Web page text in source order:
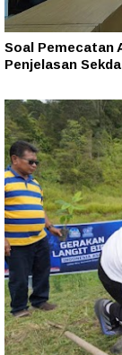
Soal Pemecatan
Penjelasan Sekda